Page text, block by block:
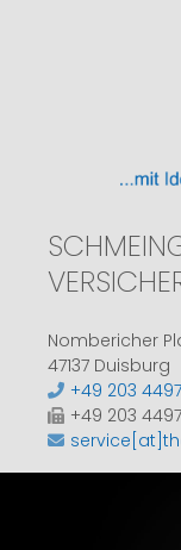
Nombericher
47137 Duisburg
+49 203
+49 203